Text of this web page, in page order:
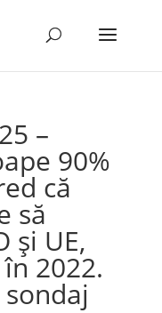
–
90%
că
să
și UE,
2022.